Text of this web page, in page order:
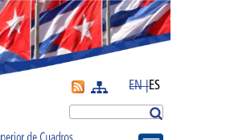
Más EN |ES